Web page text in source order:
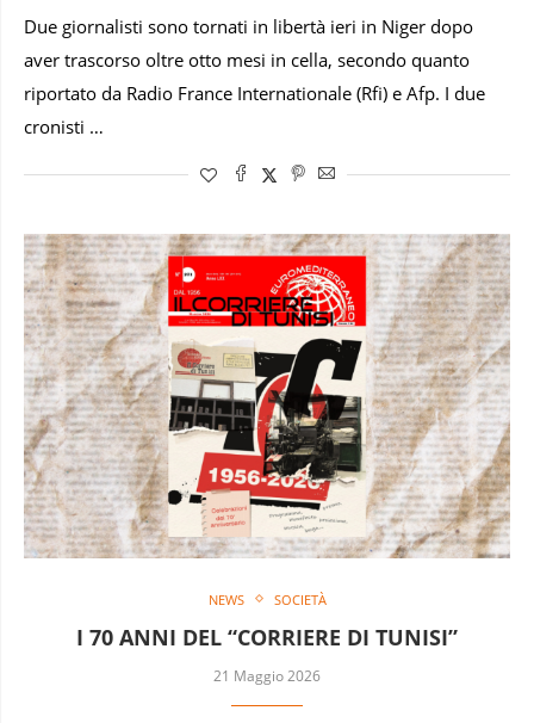
Due giornalisti sono tornati in libertà ieri in Niger dopo
aver trascorso oltre otto mesi in cella, secondo quanto
riportato da Radio France Internationale (Rfi) e Afp. I due
cronisti …
NEWS SOCIETÀ
I 70 ANNI DEL “CORRIERE DI TUNISI”
21 Maggio 2026